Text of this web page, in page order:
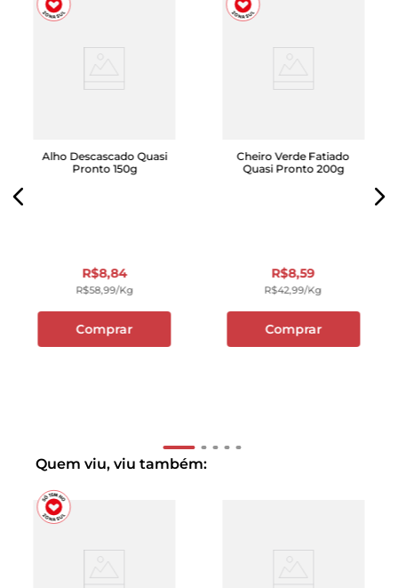
Alho Descascado Quasi
Pronto 150g
R$8,84
R$58,99/kg
Comprar
Cheiro Verde Fatiado
Quasi Pronto 200g
R$8,59
R$42,99/kg
Comprar
Quem viu, viu também: